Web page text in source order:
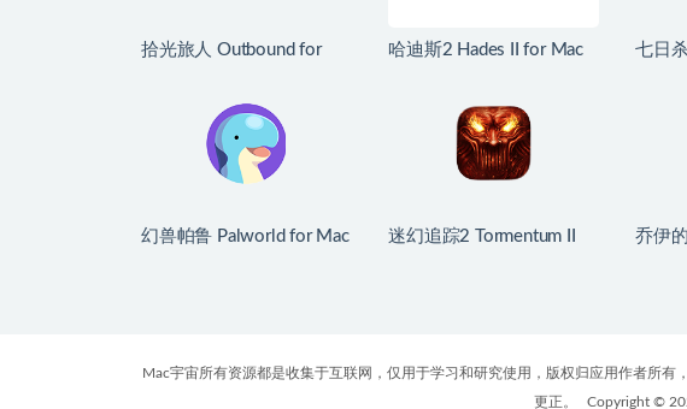
拾光旅人 Outbound for
哈迪斯2 Hades II for Mac
七日
幻兽帕鲁 Palworld for Mac
迷幻追踪2 Tormentum II
乔伊
Mac宇宙所有资源都是收集于互联网，仅用于学习和研究使用，版权归应用作者所
更正。
Copyright ©